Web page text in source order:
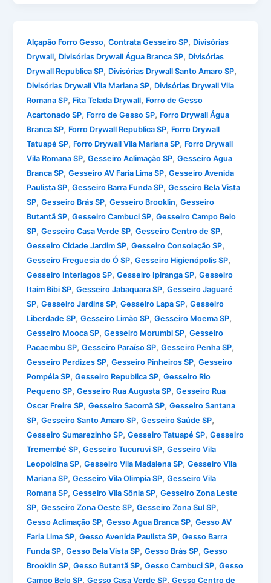
Alçapão Forro Gesso,Contrata Gesseiro SP, Divisórias
Drywall, Divisórias Drywall Água Branca SP, Divisórias
Drywall Republica SP, Divisórias Drywall Santo Amaro SP,
Divisórias Drywall Vila Mariana SP, Divisórias Drywall Vila
Romana SP, Fita Telada Drywall, Forro de Gesso
Acartonado SP, Forro de Gesso SP, Forro Drywall Água
Branca SP, Forro Drywall Republica SP, Forro Drywall
Tatuapé SP, Forro Drywall Vila Mariana SP, Forro Drywall
Vila Romana SP,Gesseiro Aclimação SP,Gesseiro Agua
Branca SP,Gesseiro AV Faria Lima SP,Gesseiro Avenida
Paulista SP,Gesseiro Barra Funda SP,Gesseiro Bela Vista
SP,Gesseiro Brás SP,Gesseiro Brooklin,Gesseiro
Butantã SP,Gesseiro Cambuci SP,Gesseiro Campo Belo
SP,Gesseiro Casa Verde SP,Gesseiro Centro de SP,
Gesseiro Cidade Jardim SP,Gesseiro Consolação SP,
Gesseiro Freguesia do Ó SP,Gesseiro Higienópolis SP,
Gesseiro Interlagos SP,Gesseiro Ipiranga SP,Gesseiro
Itaim Bibi SP,Gesseiro Jabaquara SP,Gesseiro Jaguaré
SP,Gesseiro Jardins SP,Gesseiro Lapa SP,Gesseiro
Liberdade SP,Gesseiro Limão SP,Gesseiro Moema SP,
Gesseiro Mooca SP,Gesseiro Morumbi SP,Gesseiro
Pacaembu SP,Gesseiro Paraíso SP,Gesseiro Penha SP,
Gesseiro Perdizes SP,Gesseiro Pinheiros SP,Gesseiro
Pompéia SP,Gesseiro Republica SP,Gesseiro Rio
Pequeno SP,Gesseiro Rua Augusta SP,Gesseiro Rua
Oscar Freire SP,Gesseiro Sacomã SP,Gesseiro Santana
SP,Gesseiro Santo Amaro SP,Gesseiro Saúde SP,
Gesseiro Sumarezinho SP,Gesseiro Tatuapé SP,Gesseiro
Tremembé SP,Gesseiro Tucuruvi SP,Gesseiro Vila
Leopoldina SP,Gesseiro Vila Madalena SP,Gesseiro Vila
Mariana SP,Gesseiro Vila Olimpia SP,Gesseiro Vila
Romana SP,Gesseiro Vila Sônia SP,Gesseiro Zona Leste
SP,Gesseiro Zona Oeste SP,Gesseiro Zona Sul SP,
Gesso Aclimação SP,Gesso Agua Branca SP,Gesso AV
Faria Lima SP,Gesso Avenida Paulista SP,Gesso Barra
Funda SP,Gesso Bela Vista SP,Gesso Brás SP,Gesso
Brooklin SP,Gesso Butantã SP,Gesso Cambuci SP,Gesso
Campo Belo SP,Gesso Casa Verde SP,Gesso Centro de